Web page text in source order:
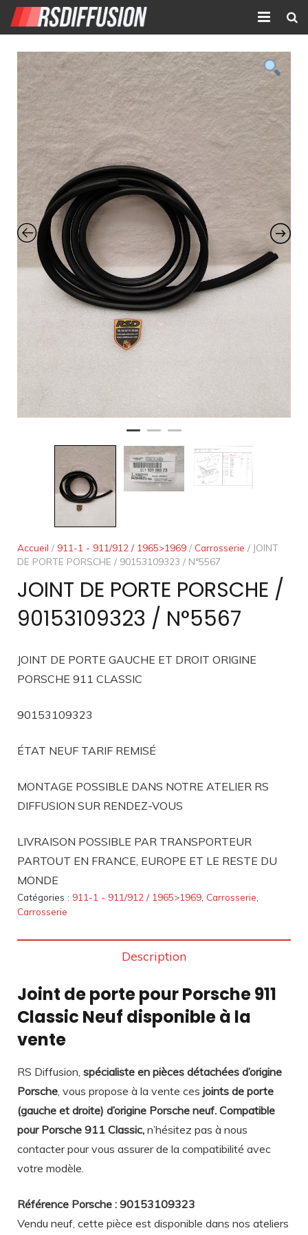
Accueil
Nouvelles annonces
Annonces prolongées
Atelier mécanique
Contact
Accueil / 911-1 - 911/912 / 1965>1969 / Carrosserie / JOINT
DE PORTE PORSCHE / 90153109323 / N°5567
JOINT DE PORTE PORSCHE /
90153109323 / N°5567
JOINT DE PORTE GAUCHE ET DROIT ORIGINE
PORSCHE 911 CLASSIC
90153109323
ÉTAT NEUF TARIF REMISÉ
MONTAGE POSSIBLE DANS NOTRE ATELIER RS
DIFFUSION SUR RENDEZ-VOUS
LIVRAISON POSSIBLE PAR TRANSPORTEUR
PARTOUT EN FRANCE, EUROPE ET LE RESTE DU
MONDE
Catégories : 911-1 - 911/912 / 1965>1969 Carrosserie
Carrosserie
Description
Joint de porte pour Porsche 911
Classic Neuf disponible à la
vente
RS Diffusion, spécialiste en pièces détachées d’origine
Porsche, vous propose à la vente ces joints de porte
(gauche et droite) d’origine Porsche neuf. Compatible
pour Porsche 911 Classic, n’hésitez pas à nous
contacter pour vous assurer de la compatibilité avec
votre modèle.
Référence Porsche : 90153109323
Vendu neuf, cette pièce est disponible dans nos ateliers